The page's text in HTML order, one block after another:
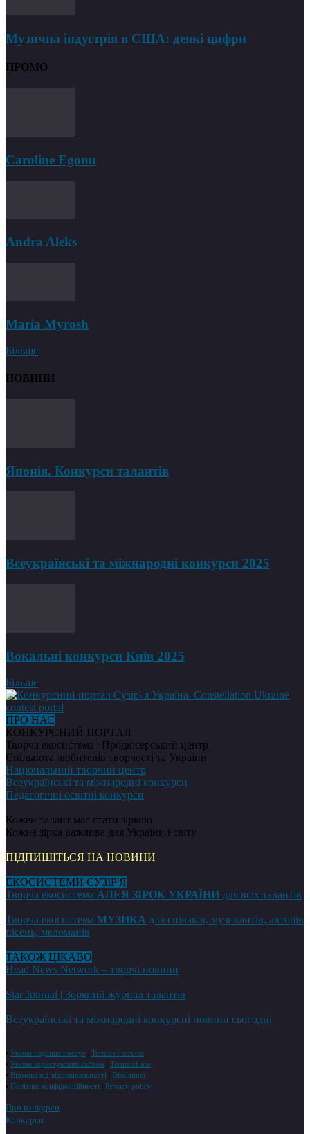
Музична індустрія в США: деякі цифри
ПРОМО
Caroline Egonu
Andra Aleks
Maria Myrosh
Більше
НОВИНИ
Японія. Конкурси талантів
Всеукраїнські та міжнародні конкурси 2025
Вокальні конкурси Київ 2025
Більше
ПРО НАС
КОНКУРСНИЙ ПОРТАЛ
Творча екосистема | Продюсерський центр
Спільнота любителів творчості та України
Національний творчий центр
Всеукраїнські та міжнародні конкурси
Педагогічні освітні конкурси
Кожен талант має стати зіркою
Кожна зірка важлива для України і світу
ПІДПИШІТЬСЯ НА НОВИНИ
ЕКОСИСТЕМИ СУЗІР'Я
Творча екосистема АЛЕЯ ЗІРОК УКРАЇНИ для всіх талантів
Творча екосистема МУЗИКА для співаків, музикантів, авторів
пісень, меломанів
ТАКОЖ ЦІКАВО
Head News Network – творчі новини
Star Journal | Зоряний журнал талантів
Всеукраїнські та міжнародні конкурсні новини сьогодні
• Умови надання послуг
Terms of service
• Умови користування сайтом
Terms of use
• Відмова від відповідальності
Disclaimer
• Політика конфіденційності Privacy policy
Про конкурси
Конкурси